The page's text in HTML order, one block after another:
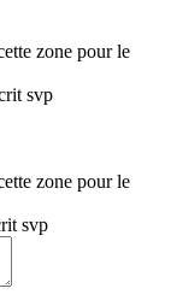
zone pour le
svp
zone pour le
svp